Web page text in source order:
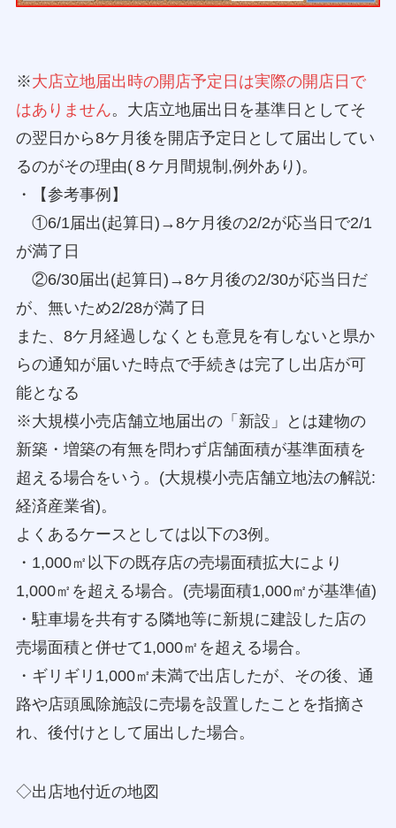
※大店立地届出時の開店予定日は実際の開店日で
はありません。大店立地届出日を基準日としてそ
の翌日から8ケ月後を開店予定日として届出してい
るのがその理由(８ケ月間規制,例外あり)。
・【参考事例】
①6/1届出(起算日)→8ケ月後の2/2が応当日で2/1
が満了日
②6/30届出(起算日)→8ケ月後の2/30が応当日だ
が、無いため2/28が満了日
また、8ケ月経過しなくとも意見を有しないと県か
らの通知が届いた時点で手続きは完了し出店が可
能となる
※大規模小売店舗立地届出の「新設」とは建物の
新築・増築の有無を問わず店舗面積が基準面積を
超える場合をいう。(大規模小売店舗立地法の解説:
経済産業省)。
よくあるケースとしては以下の3例。
・1,000㎡以下の既存店の売場面積拡大により
1,000㎡を超える場合。(売場面積1,000㎡が基準値)
・駐車場を共有する隣地等に新規に建設した店の
売場面積と併せて1,000㎡を超える場合。
・ギリギリ1,000㎡未満で出店したが、その後、通
路や店頭風除施設に売場を設置したことを指摘さ
れ、後付けとして届出した場合。
◇出店地付近の地図